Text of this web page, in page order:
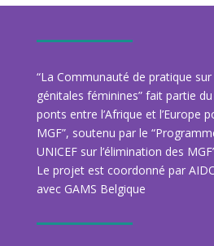
“La Communauté de pratique
génitales féminines” fait partie
ponts entre l’Afrique et l’Europe
MGF”, soutenu par le
UNICEF sur l’élimination des
Le projet est coordonné par
avec GAMS Belgique